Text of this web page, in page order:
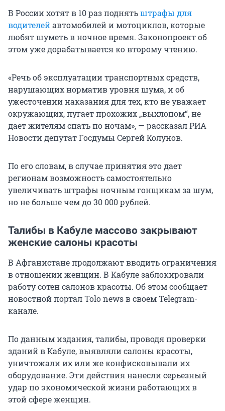
В России хотят в 10 раз поднятьштрафы для
водителейавтомобилей и мотоциклов, которые
любят шуметь в ночное время. Законопроект об
этом уже дорабатывается ко второму чтению.
«Речь об эксплуатации транспортных средств,
нарушающих норматив уровня шума, и об
ужесточении наказания для тех, кто не уважает
окружающих, пугает прохожих „выхлопом“, не
дает жителям спать по ночам», — рассказал РИА
Новости депутат Госдумы Сергей Колунов.
По его словам, в случае принятия это дает
регионам возможность самостоятельно
увеличивать штрафы ночным гонщикам за шум,
но не больше чем до 30 000 рублей.
Талибы в Кабуле массово закрывают
женские салоны красоты
В Афганистане продолжают вводить ограничения
в отношении женщин. В Кабуле заблокировали
работу сотен салонов красоты. Об этом сообщает
новостной портал Tolo news в своем Telegram-
канале.
По данным издания, талибы, проводя проверки
зданий в Кабуле, выявляли салоны красоты,
уничтожали их или же конфисковывали их
оборудование. Эти действия нанесли серьезный
удар по экономической жизни работающих в
этой сфере женщин.